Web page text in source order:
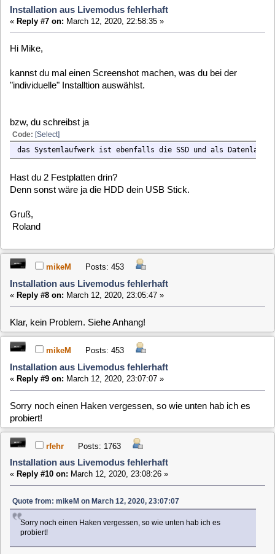
Sorry noch einen Haken vergessen, so wie unten hab ich es
probiert!
rfehr
«Reply #10 on:March 12, 2020, 23:08:26 »
probiert!
ich glaube da fehlt auch noch die boot dateien kopieren
mikeM Posts: 453
Installation aus Livemodus fehlerhaft
Ist im 2. Bild geändert. Da hab ich es mit Boot Dateien
kopieren.
rfehr Posts: 1763
Installation aus Livemodus fehlerhaft
«Reply #12 on:March 12, 2020, 23:14:56 »
mikeM Posts: 453
«Reply #13 on:March 12, 2020, 23:16:38 »
Wenn ich die individuelle Installation wie im Bild mache, nicht.
Mache ich die einfache Installation nur auf SSD, dann schon.
Aber in beiden Fällen ist der USB Stick danach ohne
Dateissytem. Bzw. mit einem Dateisystem, mit dem
Windows nichst anfangen kann.
Installation aus Livemodus fehlerhaft
«Reply #14 on:
War der USB Stick denn vor dem Installieren von Windows
lesbar? Ich bin nicht sicher, ob Windows das Image lesen